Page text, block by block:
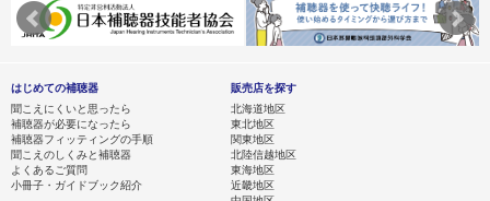
はじめての補聴器
聞こえにくいと思ったら
補聴器が必要になったら
補聴器フィッティングの手順
聞こえのしくみと補聴器
よくあるご質問
小冊子・ガイドブック紹介
販売店を探す
北海道地区
東北地区
関東地区
北陸信越地区
東海地区
近畿地区